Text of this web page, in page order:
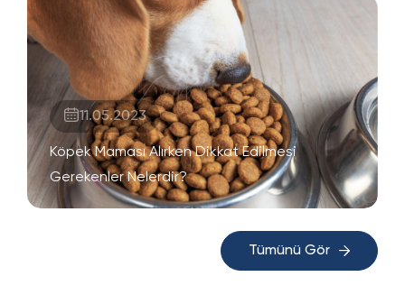
11.05.2023
Köpek Maması Alırken Dikkat Edilmesi
Gerekenler Nelerdir?
Tümünü Gör